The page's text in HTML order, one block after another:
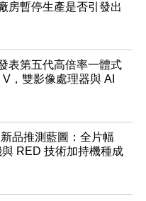
房暫停生產是否引發出
表第五代高倍率一體式
，雙影像處理器與 AI
品推測藍圖：全片幅
RED 技術加持機種成